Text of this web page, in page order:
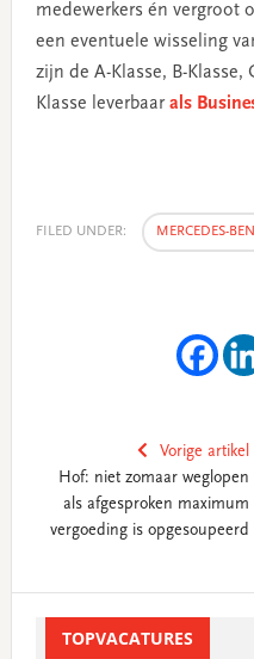
medewerkers én vergroot
een eventuele wisseling
zijn de A-Klasse, B-Klasse,
Klasse leverbaarals
FILED UNDER: MERCEDES-
Vorige artikel
Hof: niet zomaar weglopen
als afgesproken maximum
vergoeding is opgesoupeerd
SidebarTOPVACATURES